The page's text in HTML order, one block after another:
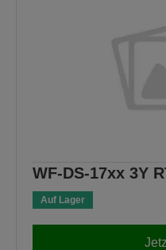
WF-DS-17xx 3Y
Auf Lager